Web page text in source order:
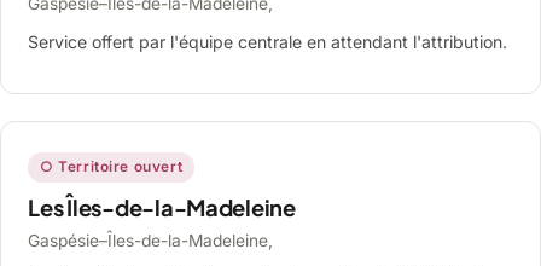
Service offert par l'équipe centrale en attendant l'attribution.
○ Territoire ouvert
Les Îles-de-la-Madeleine
Gaspésie–Îles-de-la-Madeleine,